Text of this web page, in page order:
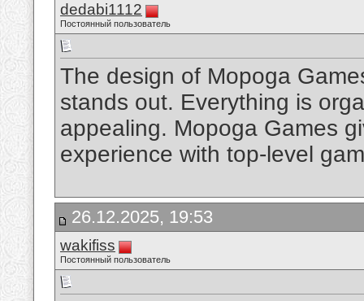
dedabi1112
Постоянный пользователь
The design of Mopoga
stands out. Everything is
appealing. Mopoga Games
experience with top-level
26.12.2025, 19:53
wakifiss
Постоянный пользователь